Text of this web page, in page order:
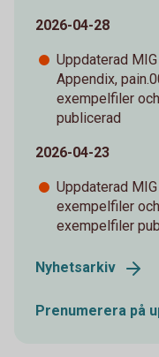
2026-04-28
Uppdaterad
Appendix,
exempelfiler
publicerad
2026-04-23
Uppdaterad
exempelfiler
exempelfiler
Nyhetsarkiv
Prenumerera på